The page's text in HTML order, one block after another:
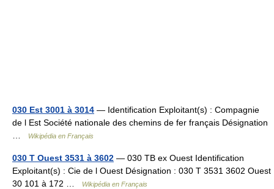
030 Est 3001 à 3014 — Identification Exploitant(s) : Compagnie
de l Est Société nationale des chemins de fer français Désignation
Wikipédia en Français
030 T Ouest 3531 à 3602 — 030 TB ex Ouest Identification
Exploitant(s) : Cie de l Ouest Désignation : 030 T 3531 3602 Ouest
30 101 à 172 …
Wikipédia en Français